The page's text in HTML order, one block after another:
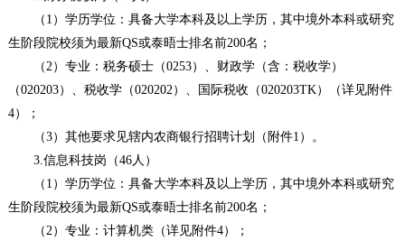
（1）学历学位：具备大学本科及以上学历，其中境外本科或研究
生阶段院校须为最新QS或泰晤士排名前200名；
（2）专业：税务硕士（0253）、财政学（含：税收学）
（020203）、税收学（020202）、国际税收（020203TK）（详见附件
4）；
（3）其他要求见辖内农商银行招聘计划（附件1）。
3.信息科技岗（46人）
（1）学历学位：具备大学本科及以上学历，其中境外本科或研究
生阶段院校须为最新QS或泰晤士排名前200名；
（2）专业：计算机类（详见附件4）；